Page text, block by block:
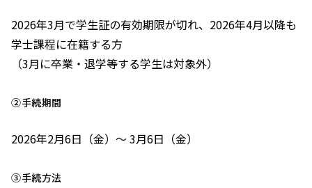
2026年3月で学生証の有効期限が切れ、2026年4月以降も
学士課程に在籍する方
（3月に卒業・退学等する学生は対象外）
②手続期間
2026年2月6日（金）～ 3月6日（金）
③手続方法